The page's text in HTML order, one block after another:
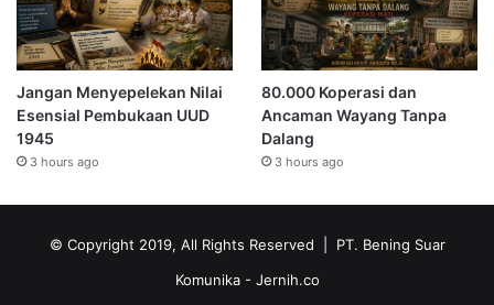
Jangan Menyepelekan Nilai
Esensial Pembukaan UUD
1945
3 hours ago
80.000 Koperasi dan
Ancaman Wayang Tanpa
Dalang
3 hours ago
© Copyright 2019, All Rights Reserved | PT. Bening Suar
Komunika - Jernih.co